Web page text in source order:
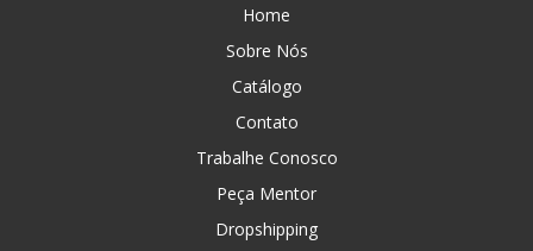
Home
Sobre Nós
Catálogo
Contato
Trabalhe Conosco
Peça Mentor
Dropshipping